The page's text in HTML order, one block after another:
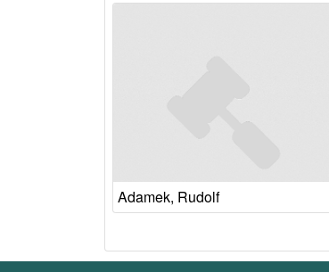
Adamek, Rudolf